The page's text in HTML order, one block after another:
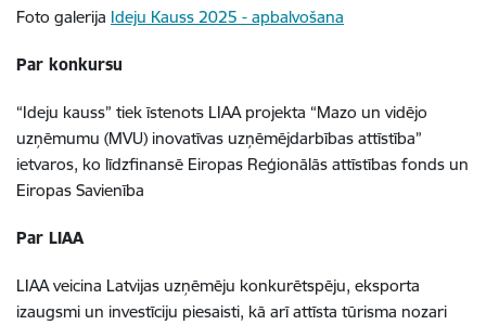
Foto galerija Ideju Kauss 2025 - apbalvošana
Par konkursu
“Ideju kauss” tiek īstenots LIAA projekta “Mazo un vidējo
uzņēmumu (MVU) inovatīvas uzņēmējdarbības attīstība”
ietvaros, ko līdzfinansē Eiropas Reģionālās attīstības fonds un
Eiropas Savienība
Par LIAA
LIAA veicina Latvijas uzņēmēju konkurētspēju, eksporta
izaugsmi un investīciju piesaisti, kā arī attīsta tūrisma nozari